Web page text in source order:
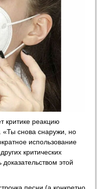
критике реакцию
снова снаружи, но
использование
критических
этой